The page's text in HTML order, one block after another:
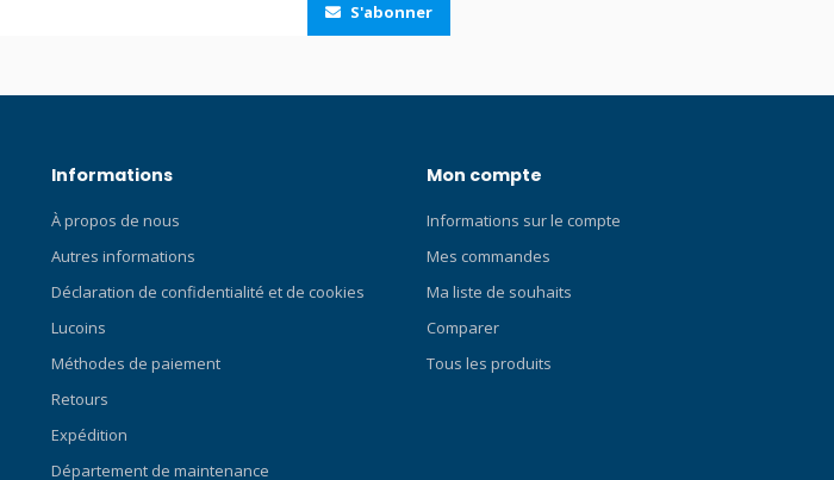
S'abonner
Informations
À propos de nous
Autres informations
Déclaration de confidentialité et de cookies
Lucoins
Méthodes de paiement
Retours
Expédition
Département de maintenance
Mon compte
Informations sur le compte
Mes commandes
Ma liste de souhaits
Comparer
Tous les produits